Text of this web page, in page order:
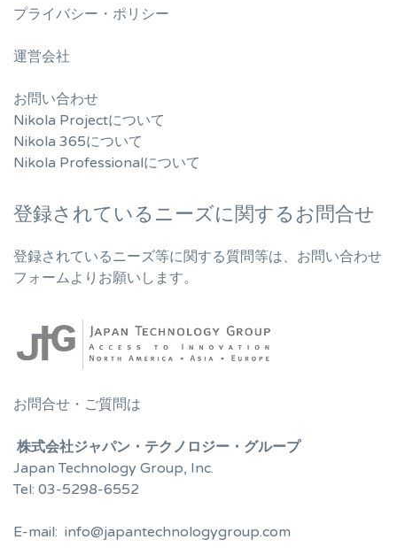
プライバシー・ポリシー
運営会社
お問い合わせ
Nikola Projectについて
Nikola 365について
Nikola Professionalについて
登録されているニーズに関するお問合せ
登録されているニーズ等に関する質問等は、お問い合わせ
フォームよりお願いします。
お問合せ・ご質問は
株式会社ジャパン・テクノロジー・グループ
Japan Technology Group, Inc.
Tel: 03-5298-6552
E-mail: info@japantechnologygroup.com